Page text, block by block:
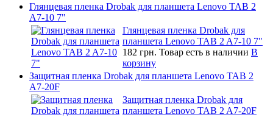
Глянцевая пленка Drobak для планшета Lenovo TAB 2
A7-10 7"
Глянцевая пленка Drobak для
планшета Lenovo TAB 2 A7-10 7"
182 грн. Товар есть в наличии В
корзину
Защитная пленка Drobak для планшета Lenovo TAB 2
A7-20F
Защитная пленка Drobak для
планшета Lenovo TAB 2 A7-20F